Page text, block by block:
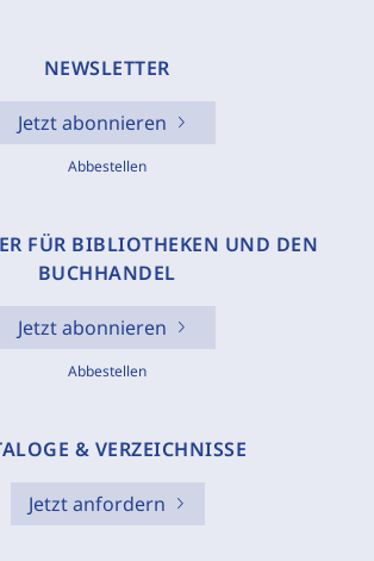
NEWSLETTER
Jetzt abonnieren
Abbestellen
FÜR BIBLIOTHEKEN UND DEN
BUCHHANDEL
Jetzt abonnieren
Abbestellen
& VERZEICHNISSE
Jetzt anfordern